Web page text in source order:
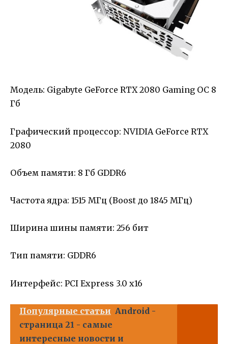
Модель: Gigabyte GeForce RTX 2080 Gaming OC 8
Гб
Графический процессор: NVIDIA GeForce RTX
2080
Объем памяти: 8 Гб GDDR6
Частота ядра: 1515 МГц (Boost до 1845 МГц)
Ширина шины памяти: 256 бит
Тип памяти: GDDR6
Интерфейс: PCI Express 3.0 x16
Популярные статьи Android -
страница 21 - самые
интересные новости и